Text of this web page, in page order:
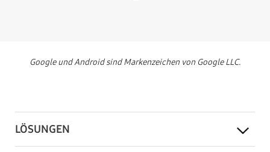
Google und Android sind Markenzeichen von Google LLC.
LÖSUNGEN